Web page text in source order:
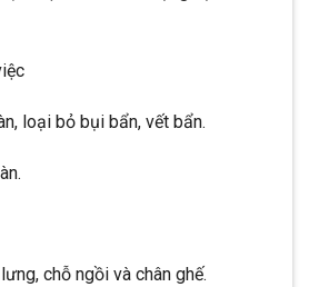
loại bỏ bụi bẩn, vết bẩn.
chỗ ngồi và chân ghế.